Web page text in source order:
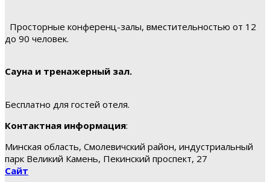
Просторные конференц-залы, вместительностью от 12
до 90 человек.
Сауна и тренажерный зал.
Бесплатно для гостей отеля.
Контактная информация:
Минская область, Смолевичский район, индустриальный
парк Великий Камень, Пекинский проспект, 27
Сайт